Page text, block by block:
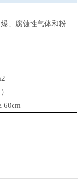
、腐蚀性气体和粉
60cm